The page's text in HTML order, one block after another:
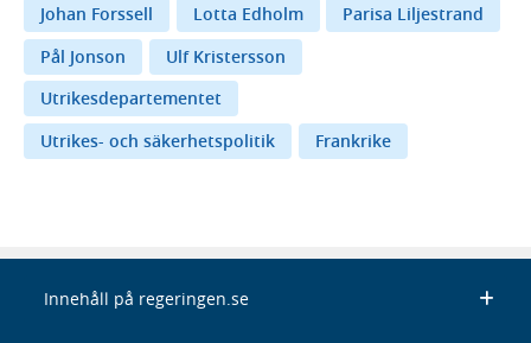
Johan Forssell
Lotta Edholm
Parisa Liljestrand
Pål Jonson
Ulf Kristersson
Utrikesdepartementet
Utrikes- och säkerhetspolitik
Frankrike
Innehåll på regeringen.se